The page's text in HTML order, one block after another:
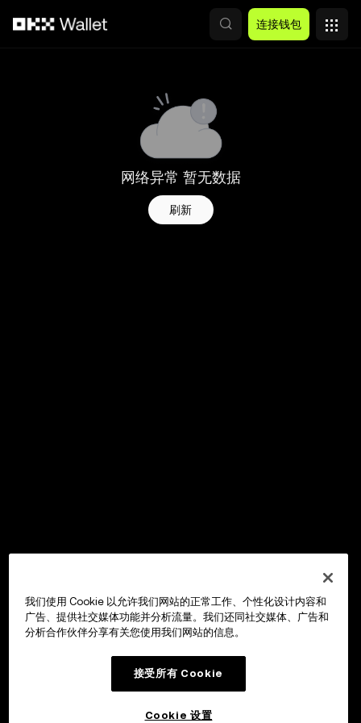
连接钱包
网络异常 暂无数据
刷新
我们使用 Cookie 以允许我们网站的正常工作、个性化设计内容和
广告、提供社交媒体功能并分析流量。我们还同社交媒体、广告和
分析合作伙伴分享有关您使用我们网站的信息。
接受所有 Cookie
Cookie 设置